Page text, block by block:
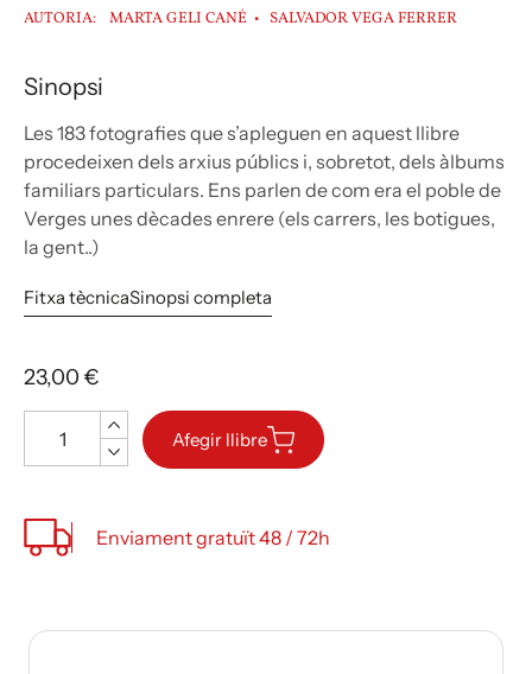
AUTORIA: MARTA GELI CANÉ SALVADOR VEGA FERRER
Sinopsi
Les 183 fotografies que s’apleguen en aquest llibre
procedeixen dels arxius públics i, sobretot, dels àlbums
familiars particulars. Ens parlen de com era el poble de
Verges unes dècades enrere (els carrers, les botigues,
la gent..)
Fitxa tècnicaSinopsi completa
23,00 €
Afegir llibre
Enviament gratuït 48 / 72h